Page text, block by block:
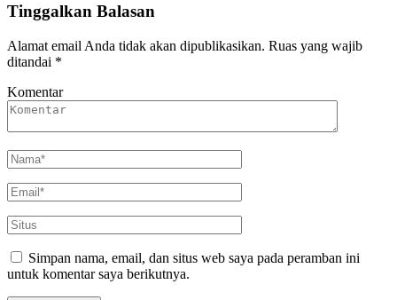
Tinggalkan Balasan
Alamat email Anda tidak akan dipublikasikan. Ruas yang wajib
ditandai *
Komentar
Simpan nama, email, dan situs web saya pada peramban ini
untuk komentar saya berikutnya.